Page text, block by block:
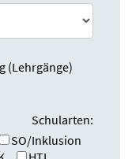
(Lehrgänge)
Schularten:
SO/Inklusion